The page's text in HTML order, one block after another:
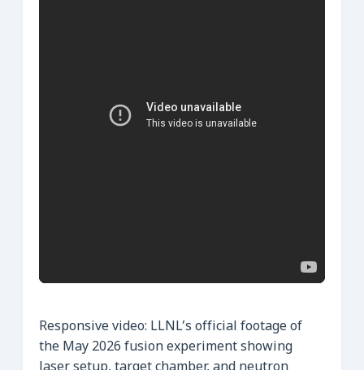
Responsive video: LLNL’s official footage of
the May 2026 fusion experiment showing